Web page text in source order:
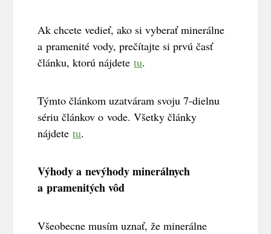
Ak chcete vedieť, ako si vyberať minerálne
a pramenité vody, prečítajte si prvú časť
článku, ktorú nájdetetu.
Týmto článkom uzatváram svoju 7-dielnu
sériu článkov o vode. Všetky články
nájdetetu.
Výhody a nevýhody minerálnych
a pramenitých vôd
Všeobecne musím uznať, že minerálne